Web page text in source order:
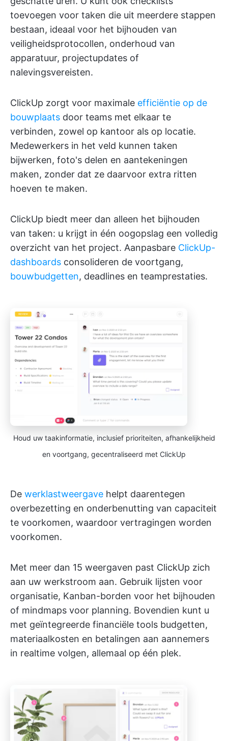
toevoegen voor taken die uit meerdere stappen
bestaan, ideaal voor het bijhouden van
veiligheidsprotocollen, onderhoud van
apparatuur, projectupdates of
nalevingsvereisten.
ClickUp zorgt voor maximale efficiëntie op de
bouwplaats door teams met elkaar te
verbinden, zowel op kantoor als op locatie.
Medewerkers in het veld kunnen taken
bijwerken, foto's delen en aantekeningen
maken, zonder dat ze daarvoor extra ritten
hoeven te maken.
ClickUp biedt meer dan alleen het bijhouden
van taken: u krijgt in één oogopslag een volledig
overzicht van het project. Aanpasbare ClickUp-
dashboards consolideren de voortgang,
bouwbudgetten, deadlines en teamprestaties.
Houd uw taakinformatie, inclusief prioriteiten, afhankelijkheid
en voortgang, gecentraliseerd met ClickUp
De werklastweergave helpt daarentegen
overbezetting en onderbenutting van capaciteit
te voorkomen, waardoor vertragingen worden
voorkomen.
Met meer dan 15 weergaven past ClickUp zich
aan uw werkstroom aan. Gebruik lijsten voor
organisatie, Kanban-borden voor het bijhouden
of mindmaps voor planning. Bovendien kunt u
met geïntegreerde financiële tools budgetten,
materiaalkosten en betalingen aan aannemers
in realtime volgen, allemaal op één plek.